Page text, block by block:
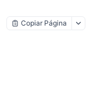
Copiar Página